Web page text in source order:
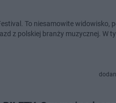
To niesamowite widowisko,
z polskiej branży muzycznej. W